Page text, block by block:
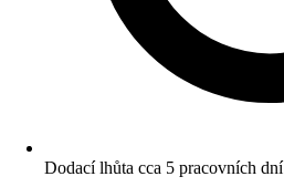
Dodací lhůta cca 5 pracovních dní